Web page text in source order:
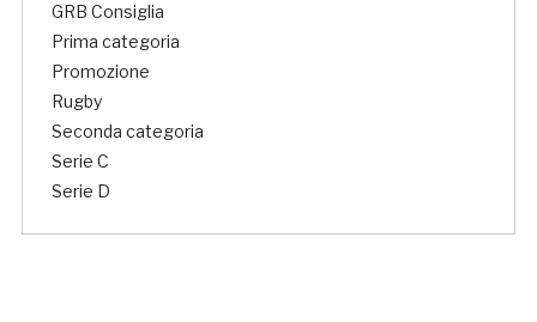
GRB Consiglia
Prima categoria
Promozione
Rugby
Seconda categoria
Serie C
Serie D